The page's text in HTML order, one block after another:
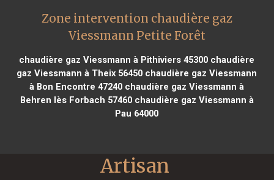
Zone intervention chaudière gaz
Viessmann Petite Forêt
chaudière gaz Viessmann à Pithiviers 45300 chaudière
gaz Viessmann à Theix 56450 chaudière gaz Viessmann
à Bon Encontre 47240 chaudière gaz Viessmann à
Behren lès Forbach 57460chaudière gaz Viessmann à
Pau 64000
Artisan